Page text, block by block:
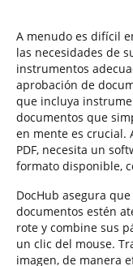
A menudo es difícil
las necesidades de
instrumentos
aprobación de
que incluya
documentos que
en mente es crucial.
PDF, necesita un
formato disponible,
DocHub asegura
documentos estén
rote y combine sus
un clic del mouse.
imagen, de manera